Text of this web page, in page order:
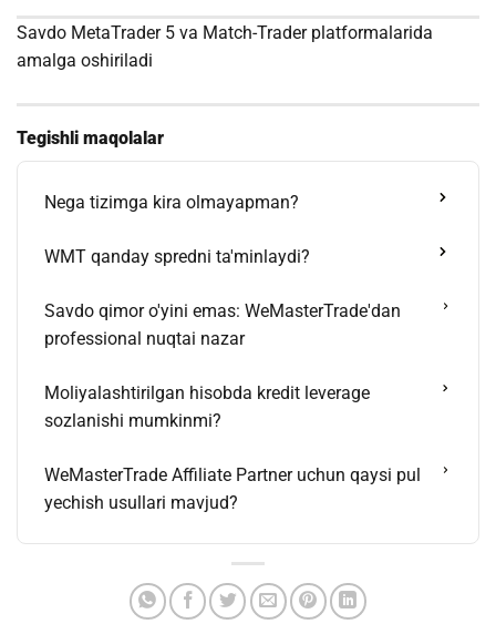
Savdo MetaTrader 5 va Match-Trader platformalarida
amalga oshiriladi
Tegishli maqolalar
Nega tizimga kira olmayapman?
WMT qanday spredni ta'minlaydi?
Savdo qimor o'yini emas: WeMasterTrade'dan
professional nuqtai nazar
Moliyalashtirilgan hisobda kredit leverage
sozlanishi mumkinmi?
WeMasterTrade Affiliate Partner uchun qaysi pul
yechish usullari mavjud?